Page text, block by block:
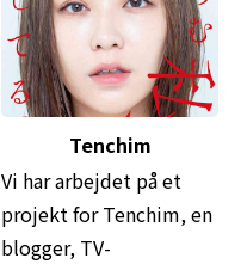
Tenchim
Vi har arbejdet på et
projekt for Tenchim, en
blogger, TV-